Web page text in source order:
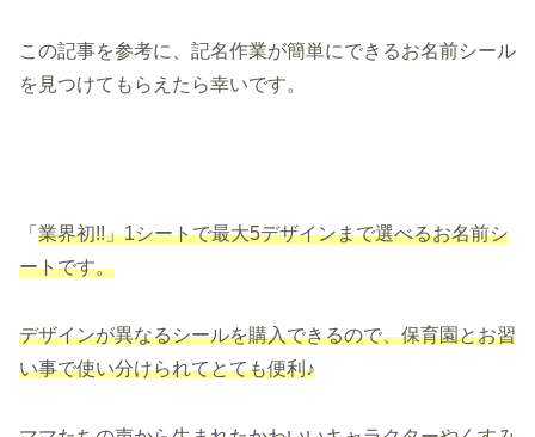
この記事を参考に、記名作業が簡単にできるお名前シール
を見つけてもらえたら幸いです。
「 業界初!!」1シートで最大5デザインまで選べるお名前シ
ートです。
デザインが異なるシールを購入できるので、保育園とお習
い事で使い分けられてとても便利♪